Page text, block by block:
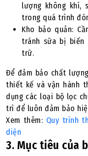
lượng không khí,
trong quá trình
Kho bảo quản:
tránh sữa bị
trữ.
Để đảm bảo chất
thiết kế và vận hành
dụng các loại bộ lọc
trì để luôn đảm bảo
Xem thêm: Quy trình
diện
3. Mục tiêu của